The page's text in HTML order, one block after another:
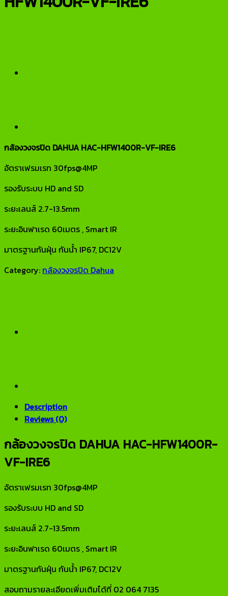
กล้องวงจรปิด DAHUA HAC-HFW1400R-VF-IRE6
อัตราเฟรมเรท 30fps@4MP
รองรับระบบ HD and SD
ระยะเลนส์ 2.7-13.5mm
ระยะอินฟาเรด 60เมตร , Smart IR
มาตรฐานกันฝุ่น กันน้ำ IP67, DC12V
Category:กล้องวงจรปิด Dahua
Description
Reviews (0)
กล้องวงจรปิด DAHUA HAC-HFW1400R-
VF-IRE6
อัตราเฟรมเรท 30fps@4MP
รองรับระบบ HD and SD
ระยะเลนส์ 2.7-13.5mm
ระยะอินฟาเรด 60เมตร , Smart IR
มาตรฐานกันฝุ่น กันน้ำ IP67, DC12V
สอบถามรายละเอียดเพิ่มเติมได้ที่ 02 064 7135